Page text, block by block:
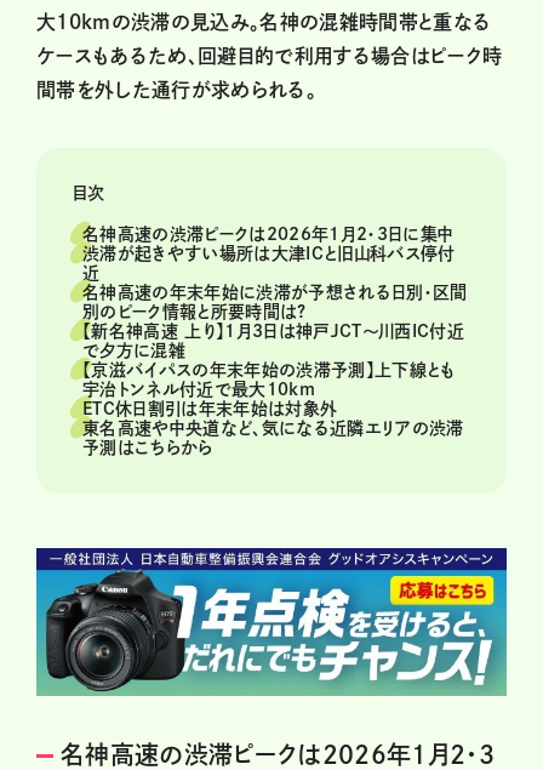
大10kmの渋滞の見込み。名神の混雑時間帯と重なる
ケースもあるため、回避目的で利用する場合はピーク時
間帯を外した通行が求められる。
目次
名神高速の渋滞ピークは2026年1月2・3日に集中
渋滞が起きやすい場所は大津ICと旧山科バス停付
近
名神高速の年末年始に渋滞が予想される日別・区間
別のピーク情報と所要時間は?
【新名神高速 上り】1月3日は神戸JCT〜川西IC付近
で夕方に混雑
【京滋バイパスの年末年始の渋滞予測】上下線とも
宇治トンネル付近で最大10km
ETC休日割引は年末年始は対象外
東名高速や中央道など、気になる近隣エリアの渋滞
予測はこちらから
名神高速の渋滞ピークは2026年1月2・3